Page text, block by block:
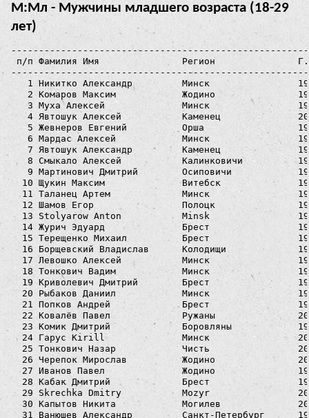
М:Мл - Мужчины младшего возраста (18-29
лет)
п/п Фамилия Имя               Регион               Г.р.
1 Никитко Александр         Минск
2 Комаров Максим            Жодино
3 Муха Алексей              Минск
4 Явтошук Алексей           Каменец
5 Жевнеров Евгений          Орша
6 Мардас Алексей            Минск
7 Явтошук Александр         Каменец
8 Смыкало Алексей           Калинковичи
9 Мартинович Дмитрий        Осиповичи
10 Щукин Максим              Витебск
11 Таланец Артем             Минск
12 Шамов Егор                Полоцк
13 Stolyarow Anton           Minsk
14 Журич Эдуард              Брест
15 Терещенко Михаил          Брест
16 Борщевский Владислав      Колодищи
17 Левошко Алексей           Минск
18 Тонкович Вадим            Минск
19 Криволевич Дмитрий        Брест
20 Рыбаков Даниил            Минск
21 Попков Андрей             Брест
22 Ковалёв Павел             Ружаны
23 Комик Дмитрий             Боровляны
24 Гарус Kirill              Минск
25 Тонкович Назар            Чисть
26 Черепок Мирослав          Жодино
27 Иванов Павел              Жодино
28 Кабак Дмитрий             Брест
29 Skrechka Dmitry           Mozyr
30 Капытов Никита            Могилев
31 Ванюшев Александр         Санкт-Петербург